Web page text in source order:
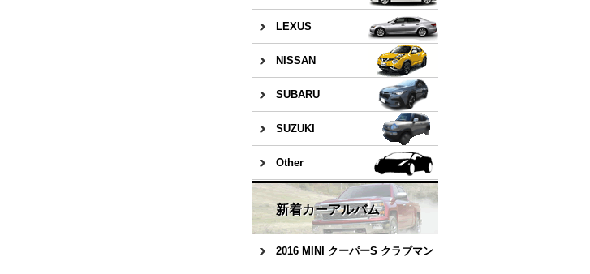
LEXUS
NISSAN
SUBARU
SUZUKI
Other
新着カーアルバム
2016 MINI クーパーS クラブマン